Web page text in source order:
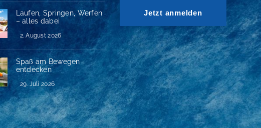
Laufen, Springen, Werfen
– alles dabei
2. August 2026
Spaß am Bewegen
entdecken
29. Juli 2026
Jetzt anmelden